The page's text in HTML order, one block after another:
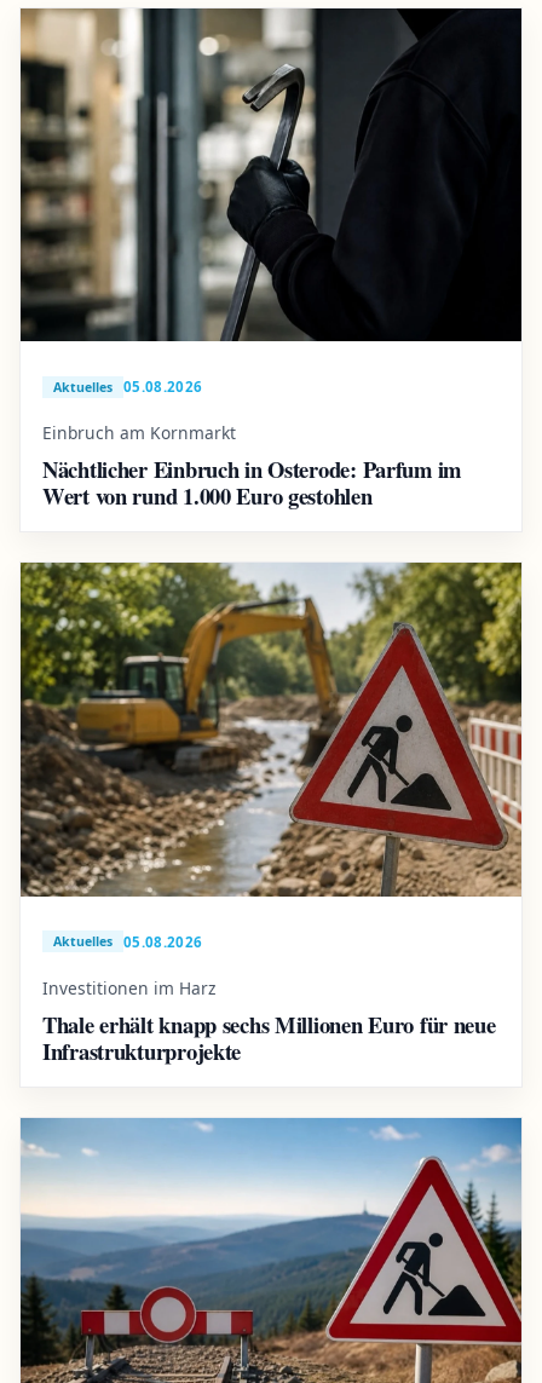
Aktuelles 05.08.2026
Einbruch am Kornmarkt
Nächtlicher Einbruch in Osterode: Parfum im
Wert von rund 1.000 Euro gestohlen
Aktuelles 05.08.2026
Investitionen im Harz
Thale erhält knapp sechs Millionen Euro für neue
Infrastrukturprojekte